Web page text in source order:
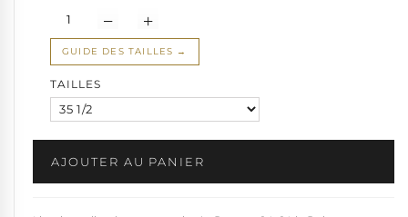
GUIDE DES TAILLES
TAILLES
AJOUTER AU PANIER